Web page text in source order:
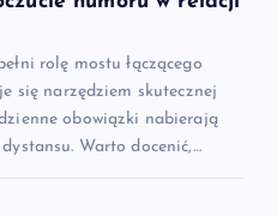
rolę mostu łączącego
się narzędziem skutecznej
obowiązki nabierają
Warto docenić,…